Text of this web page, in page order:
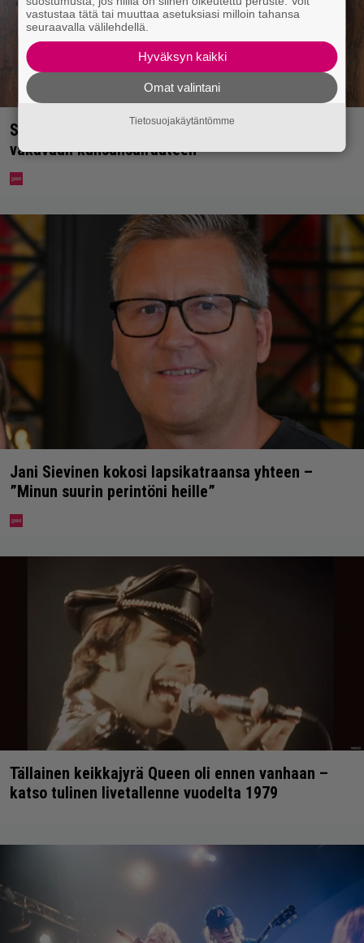
Syötkö perunoita näin? Tutkijat löysivät yhteyden
vakavaan kansansairauteen
Jani Sievinen kokosi lapsikatraansa yhteen –
”Minun suurin perintöni heille”
Tällainen keikkajyrä Queen oli ennen vanhaan –
katso tulinen livetallenne vuodelta 1979
vastustaa tätä tai muuttaa asetuksiasi milloin tahansa
seuraavalla välilehdellä.
Hyväksyn kaikki
Omat valintani
Tietosuojakäytäntömme